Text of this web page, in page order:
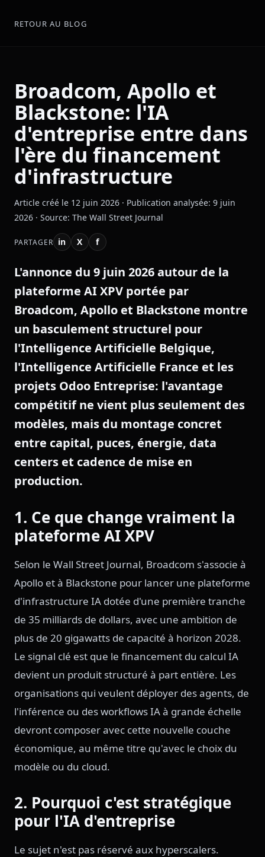
RETOUR AU BLOG
Broadcom, Apollo et
Blackstone: l'IA
d'entreprise entre dans
l'ère du financement
d'infrastructure
Article créé le 12 juin 2026 · Publication analysée: 9 juin
2026 · Source: The Wall Street Journal
PARTAGER in X f
L'annonce du 9 juin 2026 autour de la
plateforme AI XPV portée par
Broadcom, Apollo et Blackstone montre
un basculement structurel pour
l'Intelligence Artificielle Belgique,
l'Intelligence Artificielle France et les
projets Odoo Entreprise: l'avantage
compétitif ne vient plus seulement des
modèles, mais du montage concret
entre capital, puces, énergie, data
centers et cadence de mise en
production.
1. Ce que change vraiment la
plateforme AI XPV
Selon le Wall Street Journal, Broadcom s'associe à
Apollo et à Blackstone pour lancer une plateforme
d'infrastructure IA dotée d'une première tranche
de 35 milliards de dollars, avec une ambition de
plus de 20 gigawatts de capacité à horizon 2028.
Le signal clé est que le financement du calcul IA
devient un produit structuré à part entière. Les
organisations qui veulent déployer des agents, de
l'inférence ou des workflows IA à grande échelle
devront composer avec cette nouvelle couche
économique, au même titre qu'avec le choix du
modèle ou du cloud.
2. Pourquoi c'est stratégique
pour l'IA d'entreprise
Le sujet n'est pas réservé aux hyperscalers.